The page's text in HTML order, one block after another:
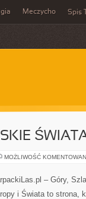
Meczycho Spis
MOŻLIWOŚĆ
– Góry,
i Świata to strona,